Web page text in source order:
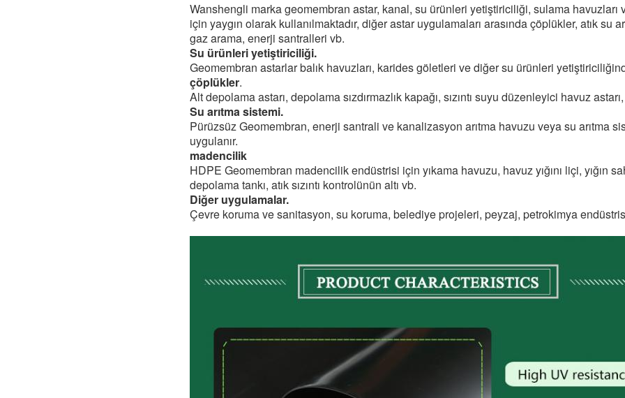
Wanshengli marka geomembran astar, kanal, su ürünleri yetiştiriciliği, sulama havuzları
için yaygın olarak kullanılmaktadır, diğer astar uygulamaları arasında çöplükler, atık su
gaz arama, enerji santralleri vb.
Su ürünleri yetiştiriciliği.
Geomembran astarlar balık havuzları, karides göletleri ve diğer su ürünleri
çöplükler.
Alt depolama astarı, depolama sızdırmazlık kapağı, sızıntı suyu düzenleyici havuz
Su arıtma sistemi.
Pürüzsüz Geomembran, enerji santrali ve kanalizasyon arıtma havuzu veya su arıtma
uygulanır.
madencilik
HDPE Geomembran madencilik endüstrisi için yıkama havuzu, havuz yığını liçi, yığın
depolama tankı, atık sızıntı kontrolünün altı vb.
Diğer uygulamalar.
Çevre koruma ve sanitasyon, su koruma, belediye projeleri, peyzaj, petrokimya